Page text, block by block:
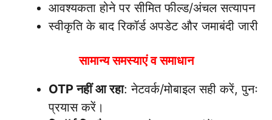
आवश्यकता होने पर सीमित फील्ड/अंचल सत्यापन
स्वीकृति के बाद रिकॉर्ड अपडेट और जमाबंदी जारी
सामान्य समस्याएं व समाधान
OTP नहीं आ रहा: नेटवर्क/मोबाइल सही करें, पुनः
प्रयास करें।